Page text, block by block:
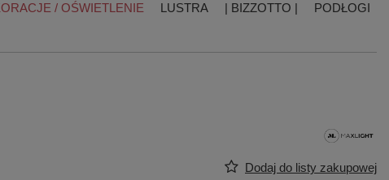
/ OŚWIETLENIE LUSTRA | BIZZOTTO |
PODŁOGI
Dodaj do listy zakupowej